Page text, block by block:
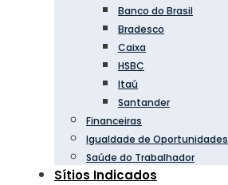
Banco do Brasil
Bradesco
Caixa
HSBC
Itaú
Santander
Financeiras
Igualdade de Oportunidades
Saúde do Trabalhador
Sítios Indicados